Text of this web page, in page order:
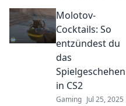
CS2! Hol dir die
besten Tipps und
Tricks für dein
nächstes Spiel!
Molotov-
Cocktails: So
entzündest du
das
Spielgeschehen
in CS2
Gaming Jul 25, 2025